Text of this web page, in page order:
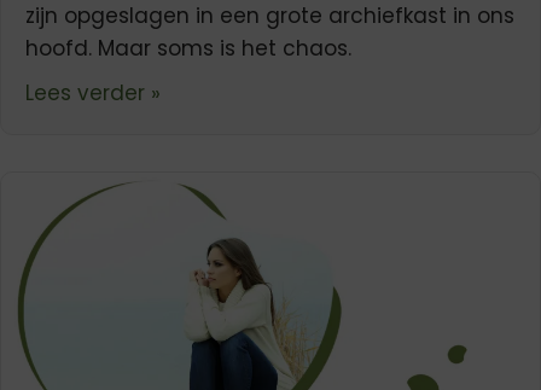
zijn opgeslagen in een grote archiefkast in ons
hoofd. Maar soms is het chaos.
Lees verder »